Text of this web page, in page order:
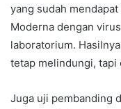
yang sudah
Moderna dengan
laboratorium.
tetap melindungi, tapi
Juga uji pembanding